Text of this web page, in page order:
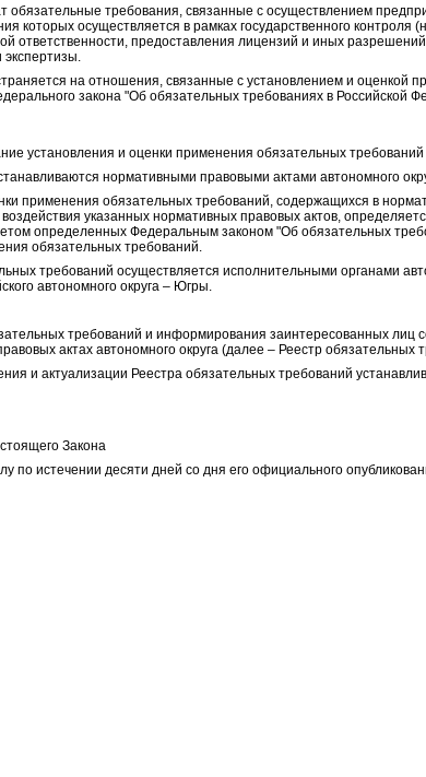
обязательные требования, связанные с осуществлением
которых осуществляется в рамках государственного контроля
ответственности, предоставления лицензий и иных
на отношения, связанные с установлением и оценкой
закона "Об обязательных требованиях в Российской
установления и оценки применения обязательных требований
нормативными правовыми актами автономного
применения обязательных требований, содержащихся в
указанных нормативных правовых актов,
определенных Федеральным законом "Об обязательных
обязательных требований.
требований осуществляется исполнительными органами
автономного округа – Югры.
требований и информирования заинтересованных лиц
актах автономного округа (далее – Реестр обязательных
и актуализации Реестра обязательных требований
Закона
по истечении десяти дней со дня его официального